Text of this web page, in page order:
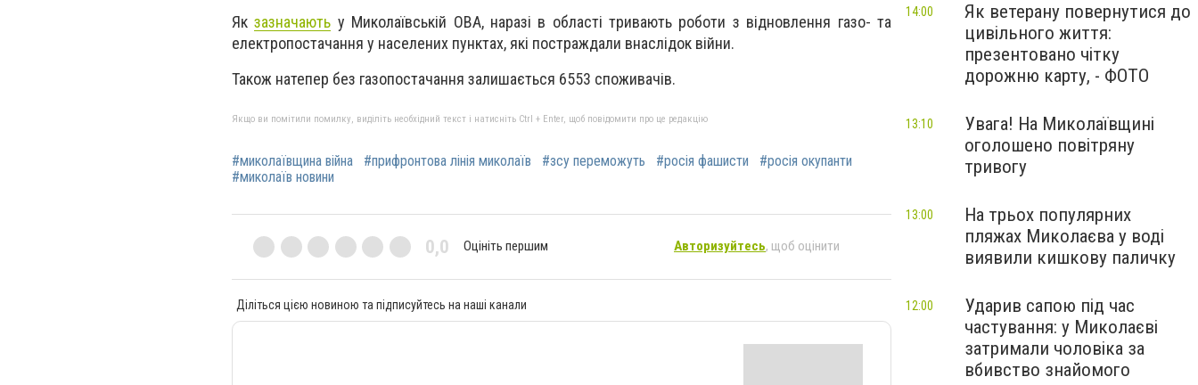
Якзазначають у Миколаївській ОВА, наразі в області тривають роботи з відновлення газо- та
електропостачання у населених пунктах, які постраждали внаслідок війни.
Також натепер без газопостачання залишається 6553 споживачів.
Якщо ви помітили помилку, виділіть необхідний текст і натисніть Ctrl + Enter, щоб повідомити про це редакцію
#миколаївщина війна #прифронтова лінія миколаїв #зсу переможуть #росія фашисти
#росія окупанти
#миколаїв новини
0,0 Оцініть першим Авторизуйтесь, щоб оцінити
Діліться цією новиною та підписуйтесь на наші канали
Як ветерану повернутися до
цивільного життя:
презентовано чітку
дорожню карту, - ФОТО
14:00
Увага! На Миколаївщині
оголошено повітряну
тривогу
13:10
На трьох популярних
пляжах Миколаєва у воді
виявили кишкову паличку
13:00
Ударив сапою під час
частування: у Миколаєві
затримали чоловіка за
вбивство знайомого
12:00